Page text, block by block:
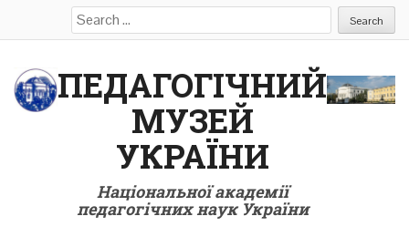
Search
for:
ПЕДАГОГІЧНИЙ
МУЗЕЙ
УКРАЇНИ
Національної академії
педагогічних наук України